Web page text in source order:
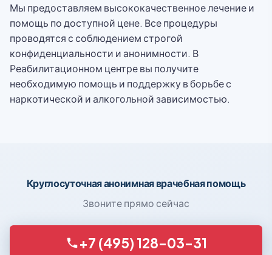
Мы предоставляем высококачественное лечение и
помощь по доступной цене. Все процедуры
проводятся с соблюдением строгой
конфиденциальности и анонимности. В
Реабилитационном центре вы получите
необходимую помощь и поддержку в борьбе с
наркотической и алкогольной зависимостью.
Круглосуточная анонимная врачебная помощь
Звоните прямо сейчас
+7 (495) 128-03-31